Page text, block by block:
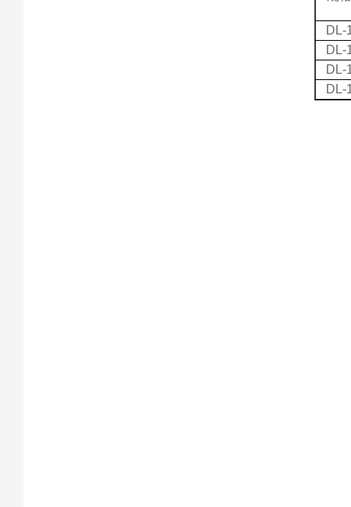
DL-
DL-
DL-
DL-